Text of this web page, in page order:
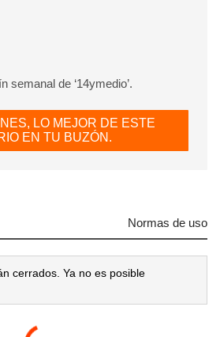
como favorito, primero has de
cuenta de 14ymedio.
SESIÓN CANCELAR
semanal de ‘14ymedio’.
LO MEJOR DE ESTE
EN TU BUZÓN.
Normas de uso
cerrados. Ya no es posible